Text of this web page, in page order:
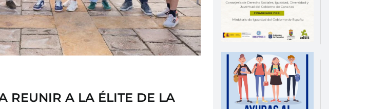
REUNIR A LA ÉLITE DE LA